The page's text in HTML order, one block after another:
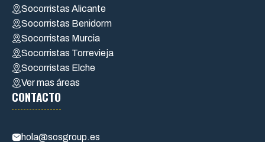
Socorristas Alicante
Socorristas Benidorm
Socorristas Murcia
Socorristas Torrevieja
Socorristas Elche
Ver mas áreas
CONTACTO
hola@sosgroup.es